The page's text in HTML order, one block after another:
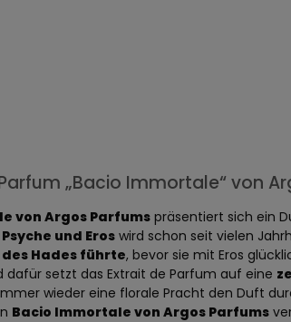
„Bacio Immortale“ von
von Argos Parfums präsentiert sich ein
und Eros wird schon seit vielen
Hades führte, bevor sie mit Eros
setzt das Extrait de Parfum auf eine
wieder eine florale Pracht den Duft
Bacio Immortale von Argos Parfums